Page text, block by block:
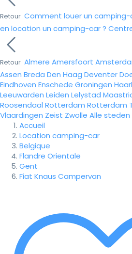
Retour Comment louer un camping-
en location un camping-car ?
Retour Almere Amersfoort
Assen Breda Den Haag Deventer
Eindhoven Enschede Groningen
Leeuwarden Leiden Lelystad
Roosendaal Rotterdam Rotterdam
Vlaardingen Zeist Zwolle Alle steden
Accueil
Location camping-car
Belgique
Flandre Orientale
Gent
Fiat Knaus Campervan